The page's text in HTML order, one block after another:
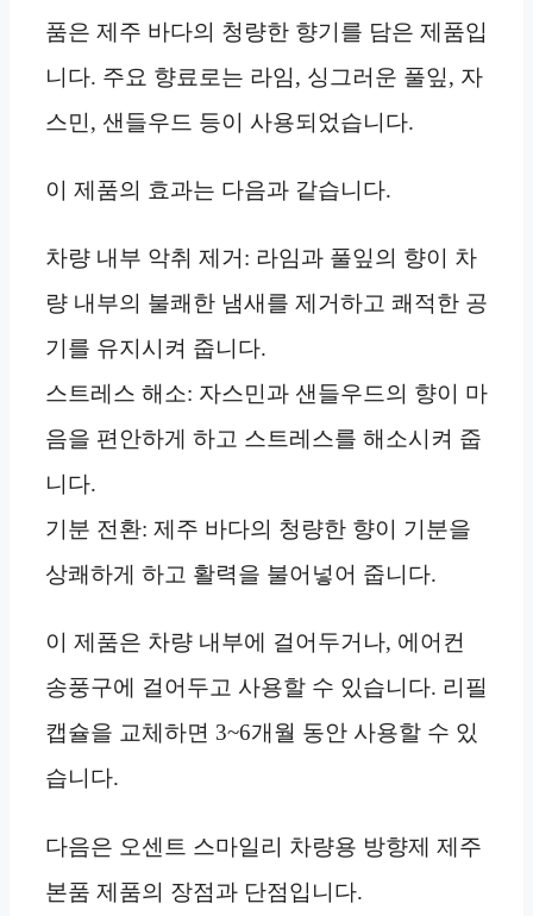
품은 제주 바다의 청량한 향기를 담은 제품입
니다. 주요 향료로는 라임, 싱그러운 풀잎, 자
스민, 샌들우드 등이 사용되었습니다.
이 제품의 효과는 다음과 같습니다.
차량 내부 악취 제거: 라임과 풀잎의 향이 차
량 내부의 불쾌한 냄새를 제거하고 쾌적한 공
기를 유지시켜 줍니다.
스트레스 해소: 자스민과 샌들우드의 향이 마
음을 편안하게 하고 스트레스를 해소시켜 줍
니다.
기분 전환: 제주 바다의 청량한 향이 기분을
상쾌하게 하고 활력을 불어넣어 줍니다.
이 제품은 차량 내부에 걸어두거나, 에어컨
송풍구에 걸어두고 사용할 수 있습니다. 리필
캡슐을 교체하면 3~6개월 동안 사용할 수 있
습니다.
다음은 오센트 스마일리 차량용 방향제 제주
본품 제품의 장점과 단점입니다.